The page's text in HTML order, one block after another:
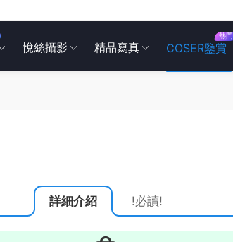
悅絲攝影 精品寫真 COSER鑒賞
熱門
詳細介紹 !必讀!